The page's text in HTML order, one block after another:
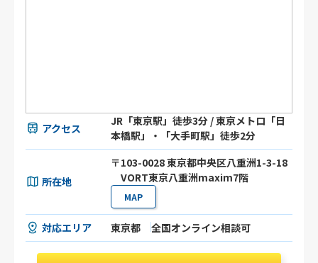
アクセス
JR「東京駅」徒歩3分 / 東京メトロ「日
本橋駅」・「大手町駅」徒歩2分
所在地
〒103-0028 東京都中央区八重洲1-3-18
VORT東京八重洲maxim7階
MAP
対応エリア 東京都 全国オンライン相談可